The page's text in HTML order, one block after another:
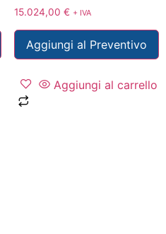
15.024,00 € + IVA
Aggiungi al Preventivo
Aggiungi al carrello